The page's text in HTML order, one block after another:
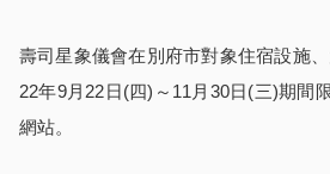
壽司星象儀會在別府市對象住宿設施
22年9月22日(四)～11月30日(三)期間
網站。